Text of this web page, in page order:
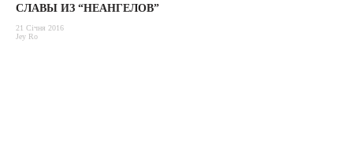
СЛАВЫ ИЗ “НЕАНГЕЛОВ”
21 Січня 2016
Jey Ro